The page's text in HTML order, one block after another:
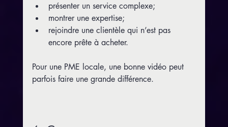
présenter un service complexe;
montrer une expertise;
rejoindre une clientèle qui n’est pas
encore prête à acheter.
Pour une PME locale, une bonne vidéo peut
parfois faire une grande différence.